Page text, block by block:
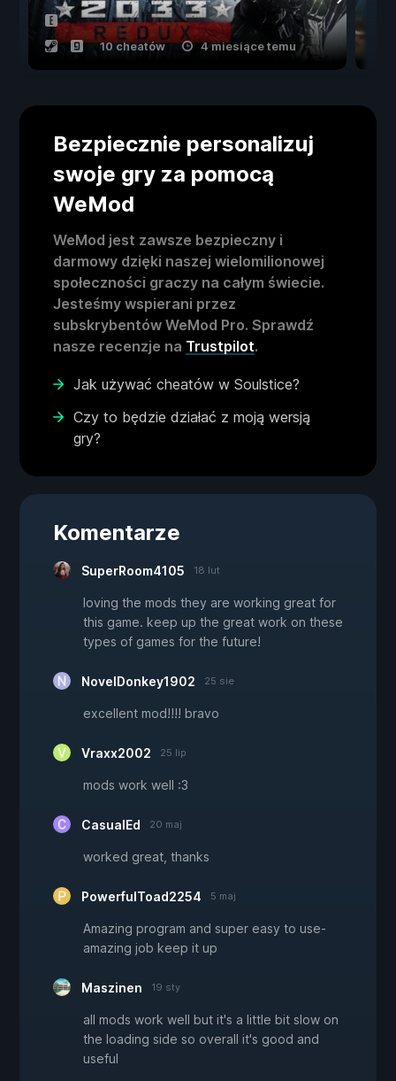
10 cheatów 4 miesiące temu
Bezpiecznie personalizuj
swoje gry za pomocą
WeMod
WeMod jest zawsze bezpieczny i
darmowy dzięki naszej wielomilionowej
społeczności graczy na całym świecie.
Jesteśmy wspierani przez
subskrybentów WeMod Pro. Sprawdź
nasze recenzje na Trustpilot.
Jak używać cheatów w Soulstice?
Czy to będzie działać z moją wersją
gry?
Komentarze
SuperRoom4105 18 lut
loving the mods they are working great for
this game. keep up the great work on these
types of games for the future!
NovelDonkey1902 25 sie
excellent mod!!!! bravo
Vraxx2002 25 lip
mods work well :3
CasualEd 20 maj
worked great, thanks
PowerfulToad2254 5 maj
Amazing program and super easy to use-
amazing job keep it up
Maszinen 19 sty
all mods work well but it's a little bit slow on
the loading side so overall it's good and
useful